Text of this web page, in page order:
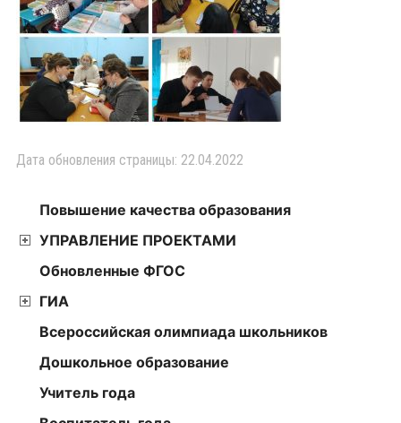
Дата обновления страницы: 22.04.2022
Повышение качества образования
УПРАВЛЕНИЕ ПРОЕКТАМИ
Обновленные ФГОС
ГИА
Всероссийская олимпиада школьников
Дошкольное образование
Учитель года